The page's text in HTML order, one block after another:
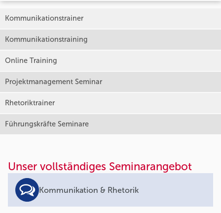
Kommunikationstrainer
Kommunikationstraining
Online Training
Projektmanagement Seminar
Rhetoriktrainer
Führungskräfte Seminare
Unser vollständiges Seminarangebot
Kommunikation & Rhetorik